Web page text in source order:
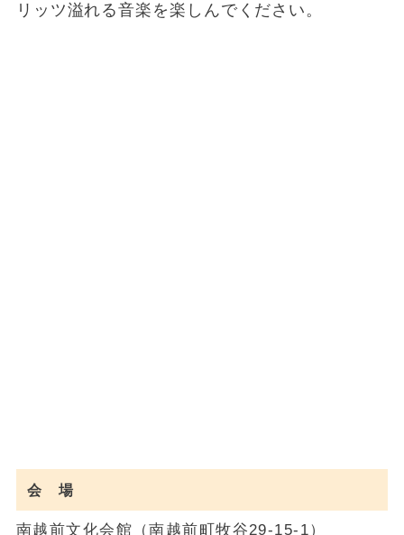
リッツ溢れる音楽を楽しんでください。
会 場
南越前文化会館（南越前町牧谷29-15-1）